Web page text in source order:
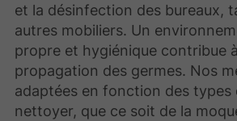
et la désinfection des bureaux,
autres mobiliers. Un
propre et hygiénique contribue
propagation des germes. Nos
adaptées en fonction des types
nettoyer, que ce soit de la